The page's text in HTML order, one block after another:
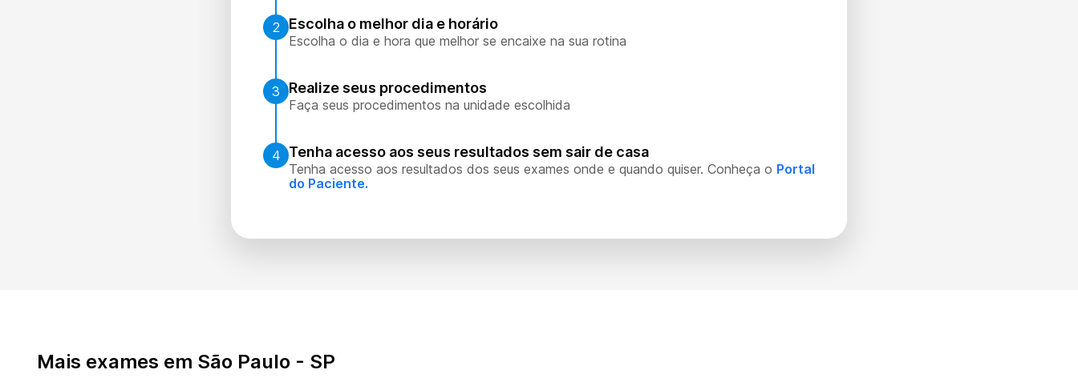
2 Escolha o melhor dia e horário
Escolha o dia e hora que melhor se encaixe na sua rotina
3 Realize seus procedimentos
Faça seus procedimentos na unidade escolhida
4 Tenha acesso aos seus resultados sem sair de casa
Tenha acesso aos resultados dos seus exames onde e quando quiser. Conheça o Portal
do Paciente.
Mais exames em São Paulo - SP